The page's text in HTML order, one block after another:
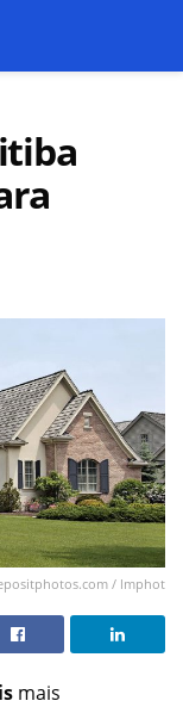
/ lmphot
mais